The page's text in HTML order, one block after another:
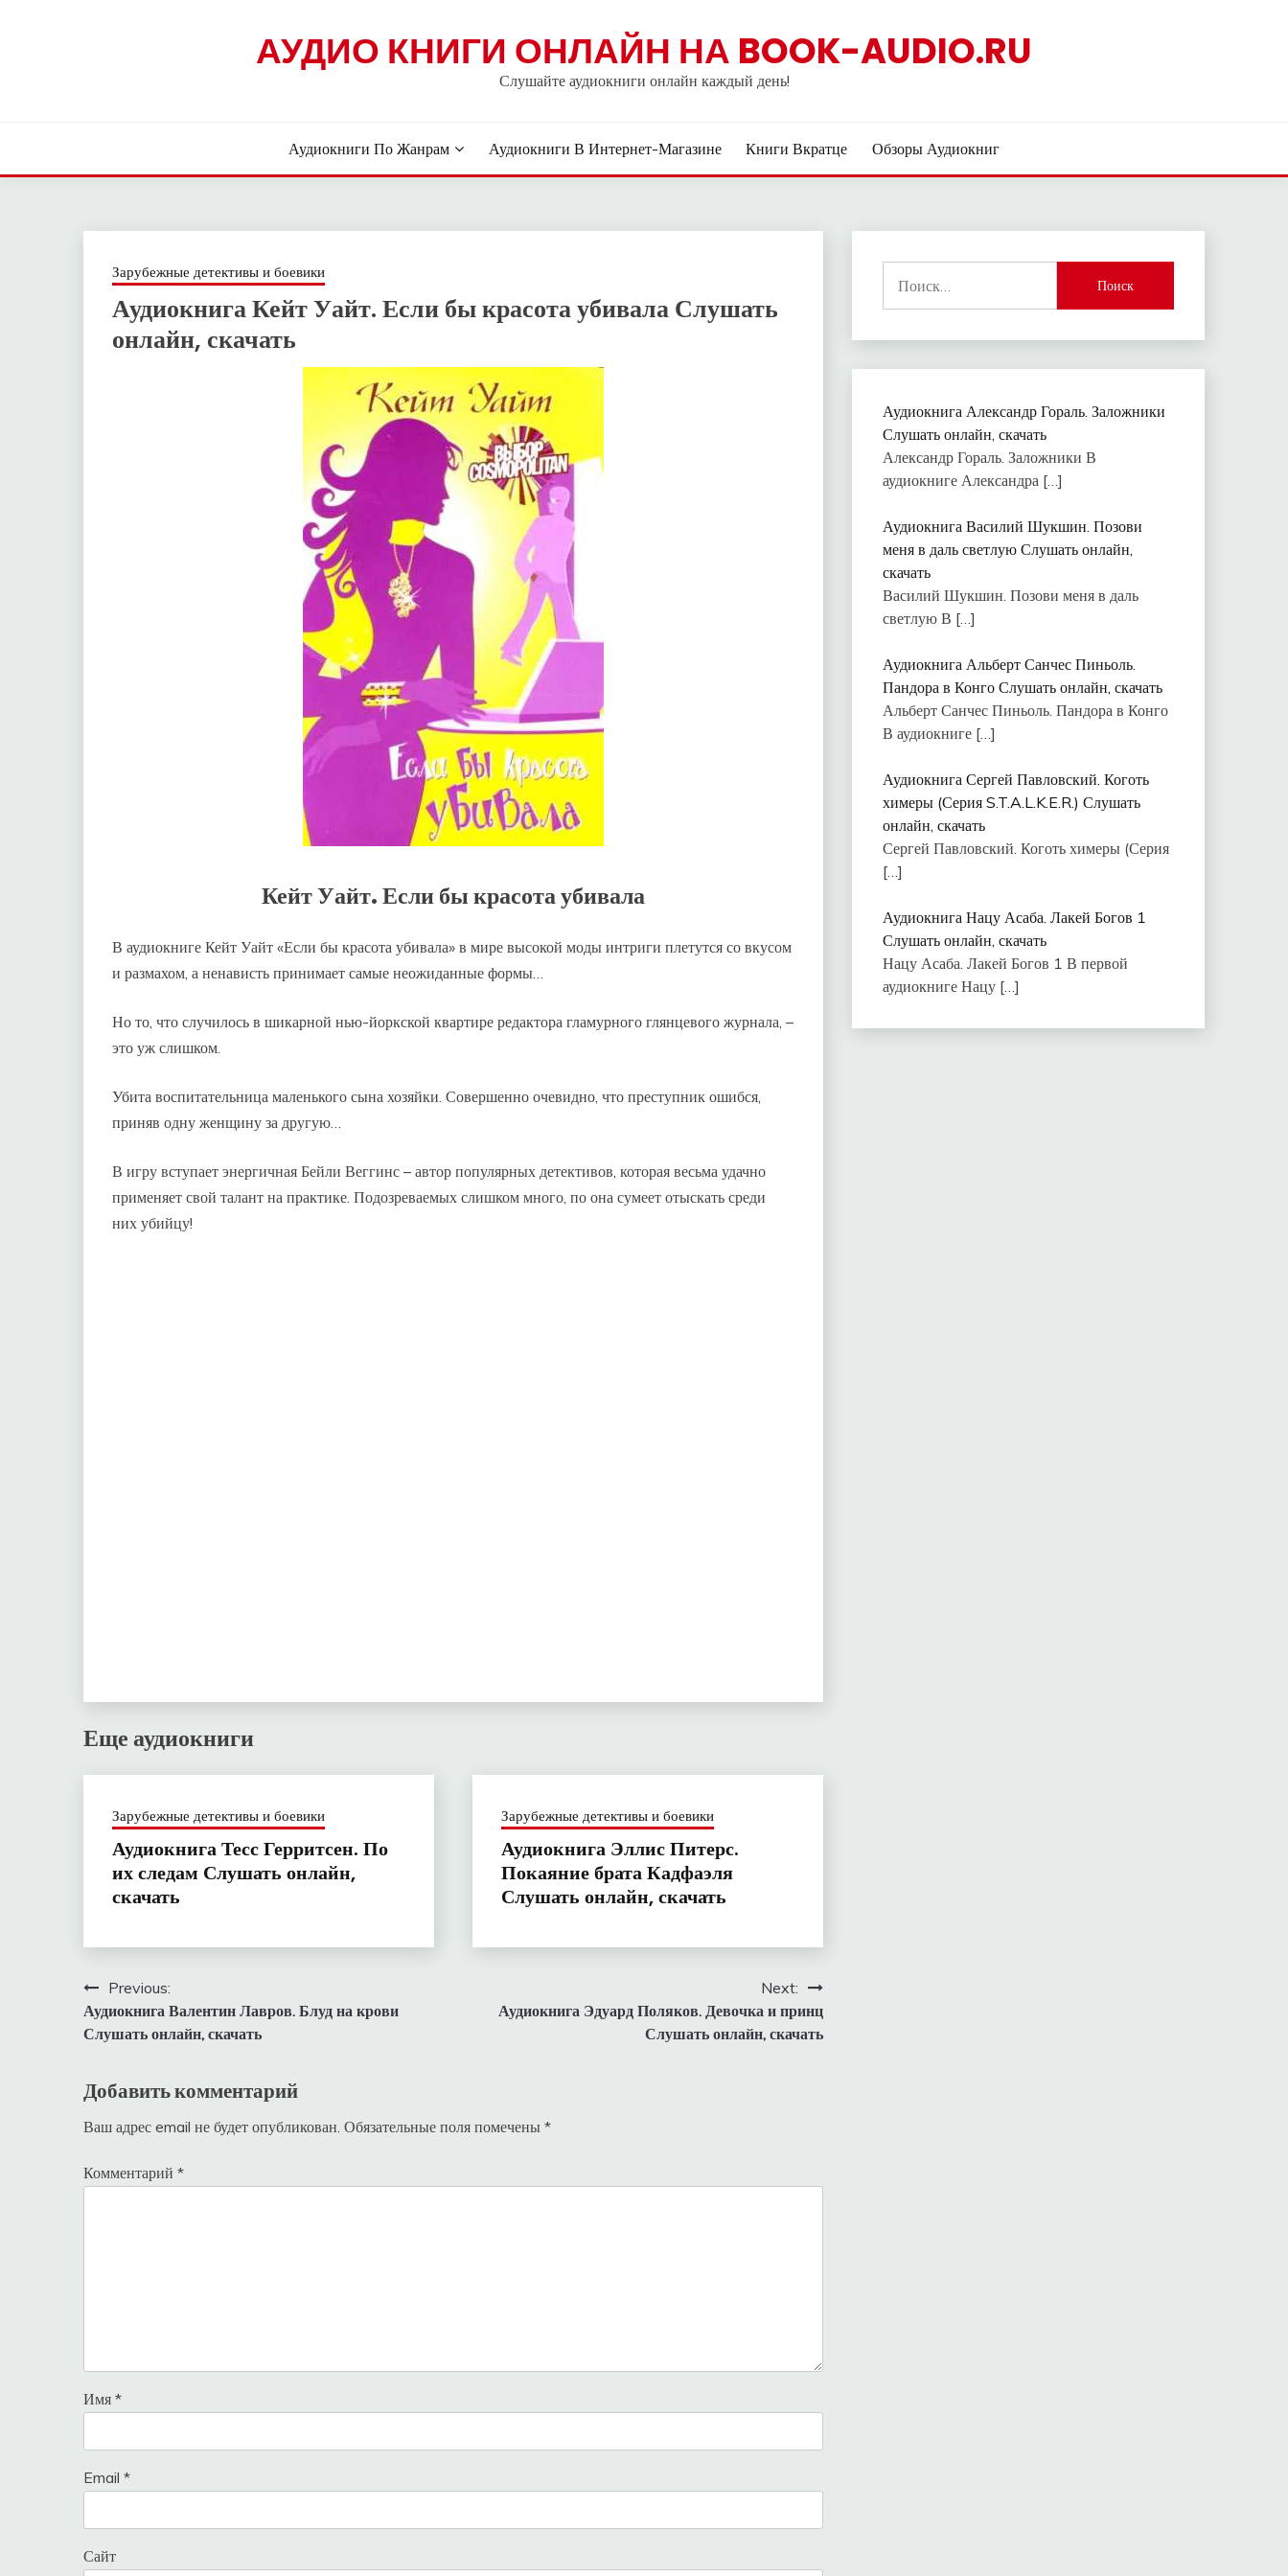
АУДИО КНИГИ ОНЛАЙН НА BOOK-AUDIO.RU
Слушайте аудиокниги онлайн каждый день!
Аудиокниги По Жанрам Аудиокниги В Интернет-Магазине Книги Вкратце Обзоры Аудиокниг
Зарубежные детективы и боевики
Аудиокнига Кейт Уайт. Если бы красота убивала Слушать
онлайн, скачать
Кейт Уайт. Если бы красота убивала
В аудиокниге Кейт Уайт «Если бы красота убивала» в мире высокой моды интриги плетутся со вкусом
и размахом, а ненависть принимает самые неожиданные формы…
Но то, что случилось в шикарной нью-йоркской квартире редактора гламурного глянцевого журнала, –
это уж слишком.
Убита воспитательница маленького сына хозяйки. Совершенно очевидно, что преступник ошибся,
приняв одну женщину за другую…
В игру вступает энергичная Бейли Веггинс – автор популярных детективов, которая весьма удачно
применяет свой талант на практике. Подозреваемых слишком много, по она сумеет отыскать среди
них убийцу!
Еще аудиокниги
Зарубежные детективы и боевики
Аудиокнига Тесс Герритсен. По
их следам Слушать онлайн,
скачать
Зарубежные детективы и боевики
Аудиокнига Эллис Питерс.
Покаяние брата Кадфаэля
Слушать онлайн, скачать
Навигация
по
Previous:
Аудиокнига Валентин Лавров. Блуд на крови
Слушать онлайн, скачать
Next:
Аудиокнига Эдуард Поляков. Девочка и принц
Слушать онлайн, скачать
Добавить комментарий
Ваш адрес email не будет опубликован. Обязательные поля помечены *
Комментарий *
Имя *
Email *
Сайт
Аудиокнига Александр Гораль. Заложники
Слушать онлайн, скачать
Александр Гораль. Заложники В
аудиокниге Александра […]
Аудиокнига Василий Шукшин. Позови
меня в даль светлую Слушать онлайн,
скачать
Василий Шукшин. Позови меня в даль
светлую В […]
Аудиокнига Альберт Санчес Пиньоль.
Пандора в Конго Слушать онлайн, скачать
Альберт Санчес Пиньоль. Пандора в Конго
В аудиокниге […]
Аудиокнига Сергей Павловский. Коготь
химеры (Серия S.T.A.L.K.E.R.) Слушать
онлайн, скачать
Сергей Павловский. Коготь химеры (Серия
[…]
Аудиокнига Нацу Асаба. Лакей Богов 1
Слушать онлайн, скачать
Нацу Асаба. Лакей Богов 1 В первой
аудиокниге Нацу […]